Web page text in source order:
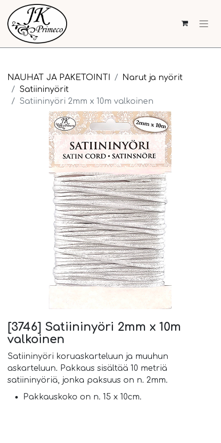
NAUHAT JA PAKETOINTI
Narut ja nyörit
Satiininyörit
Satiininyöri 2mm x 10m valkoinen
[3746] Satiininyöri 2mm x 10m
valkoinen
Satiininyöri koruaskarteluun ja muuhun
askarteluun. Pakkaus sisältää 10 metriä
satiininyöriä, jonka paksuus on n. 2mm.
Pakkauskoko on n. 15 x 10cm.